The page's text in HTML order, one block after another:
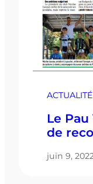
Le
de
juin 9,